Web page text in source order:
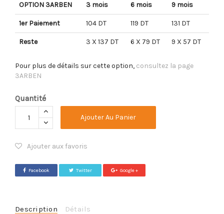
OPTION 3ARBEN
3 mois 6 mois 9 mois
1er Paiement 104 DT 119 DT 131 DT
Reste 3 X 137 DT 6 X 79 DT 9 X 57 DT
Pour plus de détails sur cette option, consultez la page
3ARBEN
Quantité
Ajouter Au Panier
Ajouter aux favoris
Facebook Twitter Google +
Description Détails